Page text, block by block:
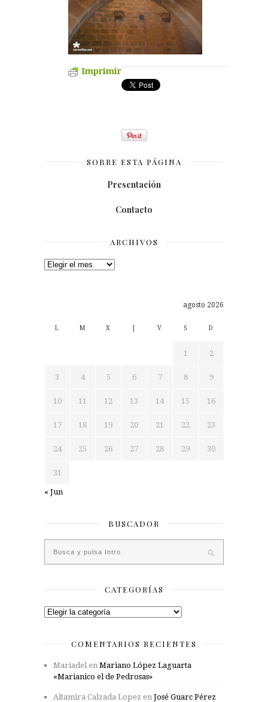
Imprimir
SOBRE ESTA PÁGINA
Presentación
Contacto
ARCHIVOS
Archivos
agosto 2026
L M X J V S D
1 2
3 4 5 6 7 8 9
10 11 12 13 14 15 16
17 18 19 20 21 22 23
24 25 26 27 28 29 30
31
« Jun
BUSCADOR
CATEGORÍAS
Categorías
COMENTARIOS RECIENTES
Mariadel en Mariano López Laguarta
«Marianico el de Pedrosas»
Altamira Calzada Lopez en José Guarc Pérez